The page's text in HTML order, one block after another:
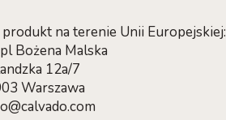
na terenie Unii Europejskiej:
Bożena Malska
12a/7
Warszawa